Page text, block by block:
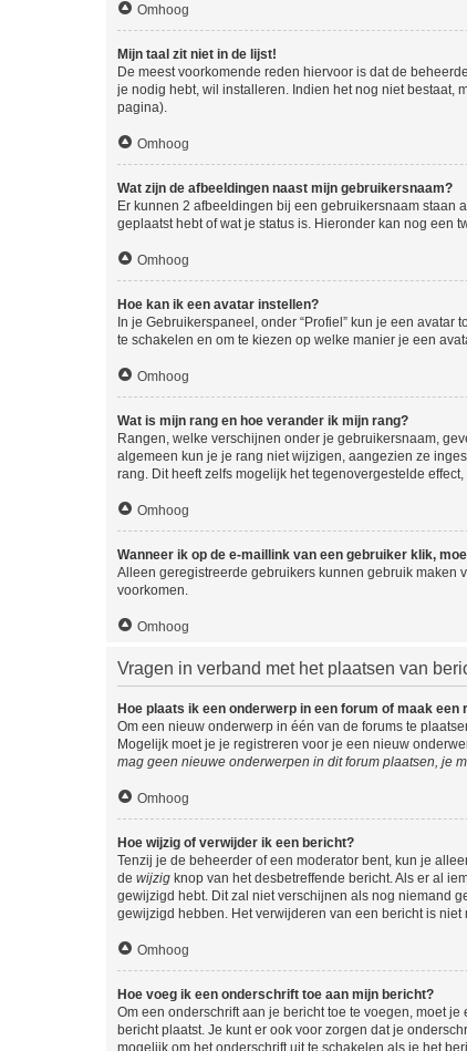
Omhoog
Mijn taal zit niet in de lijst!
De meest voorkomende reden hiervoor is dat de
je nodig hebt, wil installeren. Indien het nog niet bestaat,
pagina).
Omhoog
Wat zijn de afbeeldingen naast mijn gebruikersnaam?
Er kunnen 2 afbeeldingen bij een gebruikersnaam staan
geplaatst hebt of wat je status is. Hieronder kan nog een
Omhoog
Hoe kan ik een avatar instellen?
In je Gebruikerspaneel, onder “Profiel” kun je een
te schakelen en om te kiezen op welke manier je een
Omhoog
Wat is mijn rang en hoe verander ik mijn rang?
Rangen, welke verschijnen onder je gebruikersnaam,
algemeen kun je je rang niet wijzigen, aangezien ze
rang. Dit heeft zelfs mogelijk het tegenovergestelde
Omhoog
Wanneer ik op de e-maillink van een gebruiker klik,
Alleen geregistreerde gebruikers kunnen gebruik maken
voorkomen.
Omhoog
Vragen in verband met het plaatsen van
Hoe plaats ik een onderwerp in een forum of maak een
Om een nieuw onderwerp in één van de forums te
Mogelijk moet je je registreren voor je een nieuw
mag geen nieuwe onderwerpen in dit forum plaatsen, je
Omhoog
Hoe wijzig of verwijder ik een bericht?
Tenzij je de beheerder of een moderator bent, kun je
de wijzig knop van het desbetreffende bericht. Als er al
gewijzigd hebt. Dit zal niet verschijnen als nog niemand
gewijzigd hebben. Het verwijderen van een bericht is
Omhoog
Hoe voeg ik een onderschrift toe aan mijn bericht?
Om een onderschrift aan je bericht toe te voegen, moet
bericht plaatst. Je kunt er ook voor zorgen dat je
mogelijk om het onderschrift uit te schakelen als je het